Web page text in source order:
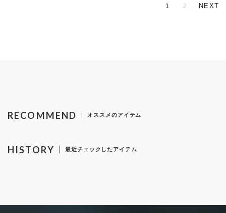
1 2
RECOMMEND オススメのアイテム
HISTORY 最近チェックしたアイテム